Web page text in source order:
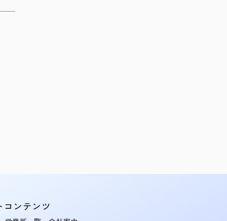
コンテンツ